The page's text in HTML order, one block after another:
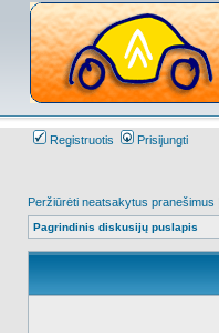
Registruotis Prisijungti
Peržiūrėti neatsakytus pranešimus
Pagrindinis diskusijų puslapis